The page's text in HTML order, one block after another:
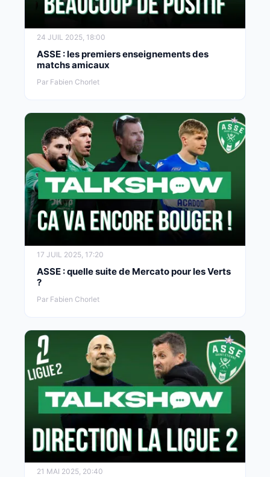
24 JUIL 2025, 18:00
ASSE : les premiers enseignements des
matchs amicaux
Par Fabien Chorlet
17 JUIL 2025, 17:20
ASSE : quelle suite de Mercato pour les Verts
?
Par Fabien Chorlet
21 MAI 2025, 20:40